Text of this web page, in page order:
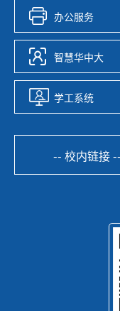
办公服务
智慧华中大
学工系统
-- 校内链接 --